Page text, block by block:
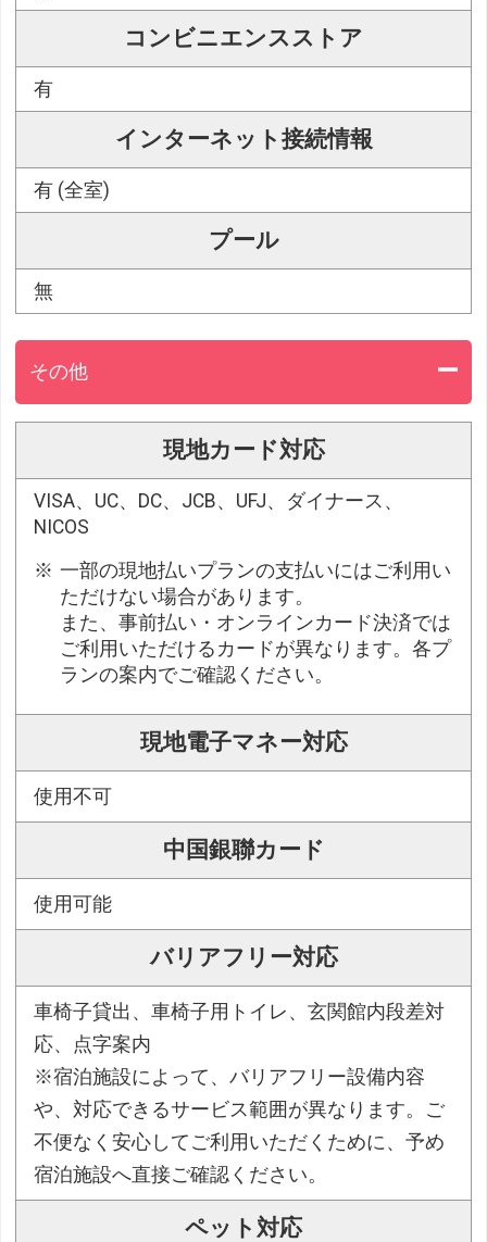
コンビニエンスストア
有
インターネット接続情報
有 (全室)
プール
無
その他
現地カード対応
VISA、UC、DC、JCB、UFJ、ダイナース、
NICOS
一部の現地払いプランの支払いにはご利用い
ただけない場合があります。
また、事前払い・オンラインカード決済では
ご利用いただけるカードが異なります。各プ
ランの案内でご確認ください。
現地電子マネー対応
使用不可
中国銀聯カード
使用可能
バリアフリー対応
車椅子貸出、車椅子用トイレ、玄関館内段差対
応、点字案内
※宿泊施設によって、バリアフリー設備内容
や、対応できるサービス範囲が異なります。ご
不便なく安心してご利用いただくために、予め
宿泊施設へ直接ご確認ください。
ペット対応